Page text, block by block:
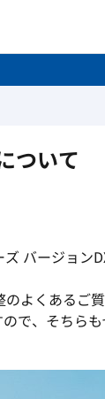
ついて
バージョン
よくあるご
で、そちらも